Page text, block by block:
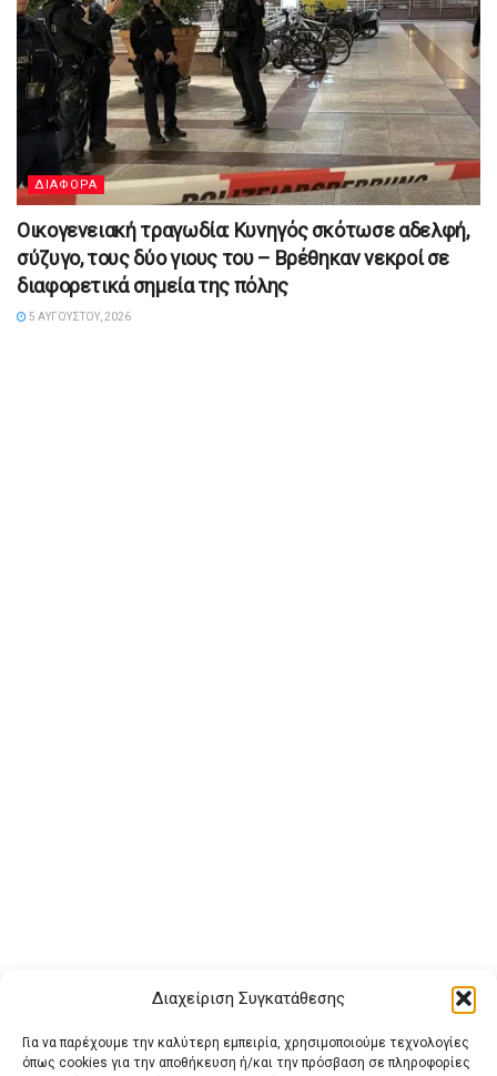
Διαχείριση Συγκατάθεσης
Για να παρέχουμε την καλύτερη εμπειρία, χρησιμοποιούμε τεχνολογίες
όπως cookies για την αποθήκευση ή/και την πρόσβαση σε πληροφορίες
ΔΙΑΦΟΡΑ
Οικογενειακή τραγωδία: Κυνηγός σκότωσε αδελφή,
σύζυγο, τους δύο γιους του – Βρέθηκαν νεκροί σε
διαφορετικά σημεία της πόλης
5 ΑΥΓΟΎΣΤΟΥ, 2026